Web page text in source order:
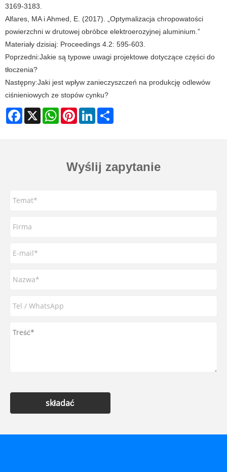
3169-3183.
Alfares, MA i Ahmed, E. (2017). „Optymalizacja chropowatości
powierzchni w drutowej obróbce elektroerozyjnej aluminium.”
Materiały dzisiaj: Proceedings 4.2: 595-603.
Poprzedni:Jakie są typowe uwagi projektowe dotyczące części do
tłoczenia?
Następny:Jaki jest wpływ zanieczyszczeń na produkcję odlewów
ciśnieniowych ze stopów cynku?
Facebook
X WhatsAppPinterestLinkedIn
Wyślij zapytanie
składać